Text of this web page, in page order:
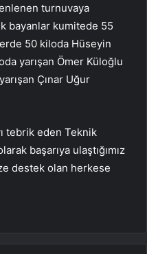
turnuvaya
bayanlar kumitede 55
50 kiloda Hüseyin
yarışan Ömer Küloğlu
Çınar Uğur
tebrik eden Teknik
başarıya ulaştığımız
destek olan herkese